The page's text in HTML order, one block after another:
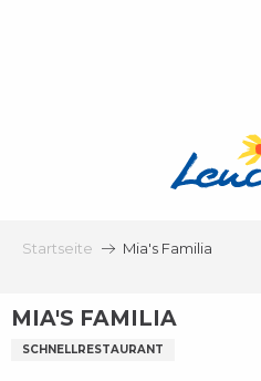
Startseite Mia's Familia
MIA'S FAMILIA
SCHNELLRESTAURANT